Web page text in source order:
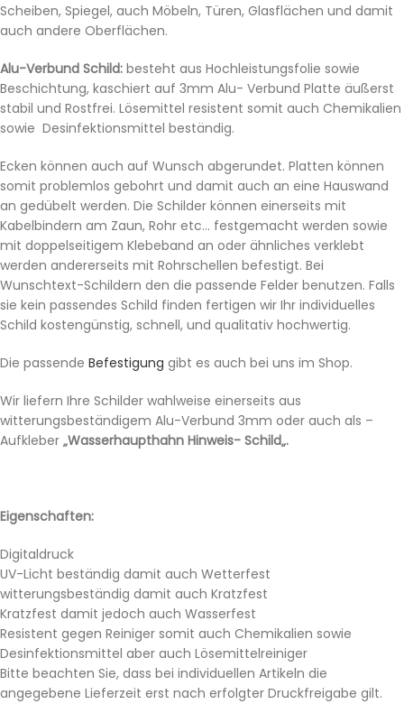
Scheiben, Spiegel, auch Möbeln, Türen, Glasflächen und damit
auch andere Oberflächen.
Alu-Verbund Schild: besteht aus Hochleistungsfolie sowie
Beschichtung, kaschiert auf 3mm Alu- Verbund Platte äußerst
stabil und Rostfrei. Lösemittel resistent somit auch Chemikalien
sowie Desinfektionsmittel beständig.
Ecken können auch auf Wunsch abgerundet. Platten können
somit problemlos gebohrt und damit auch an eine Hauswand
an gedübelt werden. Die Schilder können einerseits mit
Kabelbindern am Zaun, Rohr etc… festgemacht werden sowie
mit doppelseitigem Klebeband an oder ähnliches verklebt
werden andererseits mit Rohrschellen befestigt. Bei
Wunschtext-Schildern den die passende Felder benutzen. Falls
sie kein passendes Schild finden fertigen wir Ihr individuelles
Schild kostengünstig, schnell, und qualitativ hochwertig.
Die passende Befestigung gibt es auch bei uns im Shop.
Wir liefern Ihre Schilder wahlweise einerseits aus
witterungsbeständigem Alu-Verbund 3mm oder auch als –
Aufkleber „Wasserhaupthahn Hinweis- Schild„.
Eigenschaften:
Digitaldruck
UV-Licht beständig damit auch Wetterfest
witterungsbeständig damit auch Kratzfest
Kratzfest damit jedoch auch Wasserfest
Resistent gegen Reiniger somit auch Chemikalien sowie
Desinfektionsmittel aber auch Lösemittelreiniger
Bitte beachten Sie, dass bei individuellen Artikeln die
angegebene Lieferzeit erst nach erfolgter Druckfreigabe gilt.